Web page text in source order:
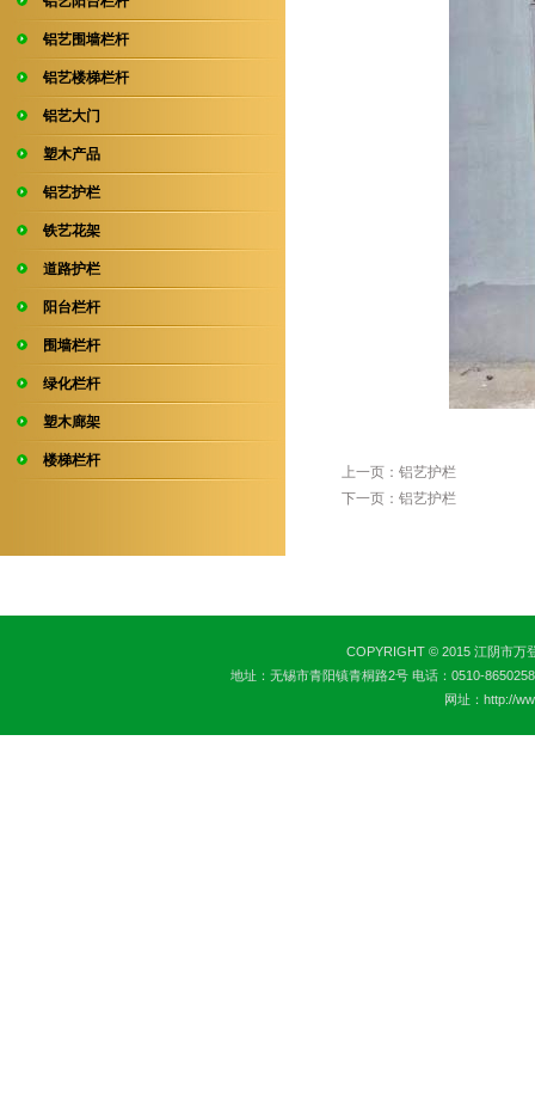
铝艺围墙栏杆
铝艺楼梯栏杆
铝艺大门
塑木产品
铝艺护栏
铁艺花架
道路护栏
阳台栏杆
围墙栏杆
绿化栏杆
塑木廊架
楼梯栏杆
上一页：铝艺护栏
下一页：铝艺护栏
COPYRIGHT © 2015 江阴市万
地址：无锡市青阳镇青桐路2号 电话：0510-
网址：http://